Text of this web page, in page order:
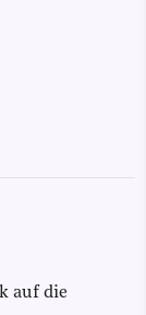
auf die